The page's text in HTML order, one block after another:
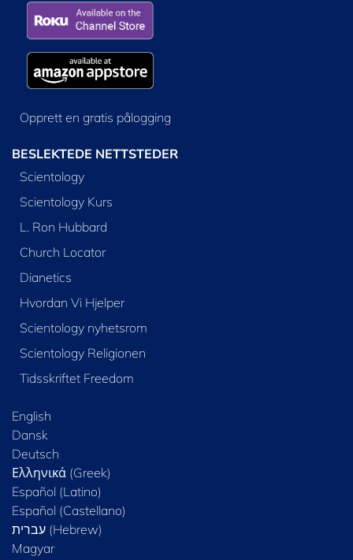
Opprett en gratis pålogging
BESLEKTEDE NETTSTEDER
Scientology
Scientology Kurs
L. Ron Hubbard
Church Locator
Dianetics
Hvordan Vi Hjelper
Scientology nyhetsrom
Scientology Religionen
Tidsskriftet Freedom
English
Dansk
Deutsch
Ελληνικά (Greek)
Español (Latino)
Español (Castellano)
Magyar